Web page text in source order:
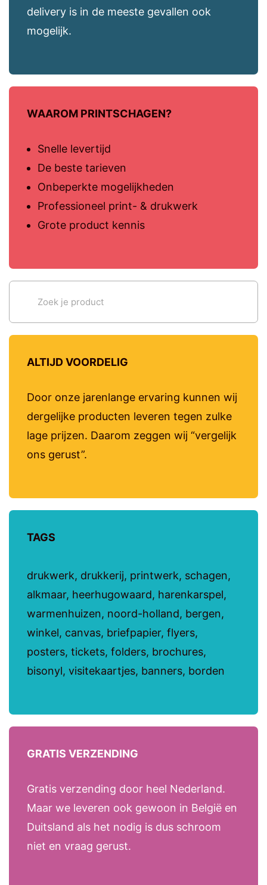
delivery is in de meeste gevallen ook
mogelijk.
WAAROM PRINTSCHAGEN?
Snelle levertijd
De beste tarieven
Onbeperkte mogelijkheden
Professioneel print- & drukwerk
Grote product kennis
ALTIJD VOORDELIG
Door onze jarenlange ervaring kunnen wij
dergelijke producten leveren tegen zulke
lage prijzen. Daarom zeggen wij “vergelijk
ons gerust”.
TAGS
drukwerk, drukkerij, printwerk, schagen,
alkmaar, heerhugowaard, harenkarspel,
warmenhuizen, noord-holland, bergen,
winkel, canvas, briefpapier, flyers,
posters, tickets, folders, brochures,
bisonyl, visitekaartjes, banners, borden
GRATIS VERZENDING
Gratis verzending door heel Nederland.
Maar we leveren ook gewoon in België en
Duitsland als het nodig is dus schroom
niet en vraag gerust.